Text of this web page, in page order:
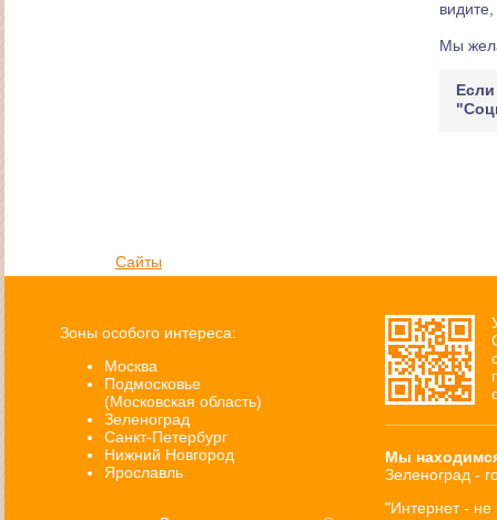
Сайт логопеда
Мы
Сайты
Зоны особого интереса:
Москва
Подмосковье
(Московская область)
Зеленоград
Санкт-Петербург
Нижний Новгород
Ярославль
Мы
Зеленоград -
"Интернет - не